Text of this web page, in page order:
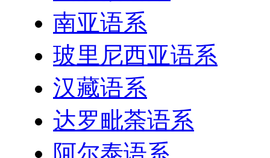
南亚语系
玻里尼西亚语系
汉藏语系
达罗毗荼语系